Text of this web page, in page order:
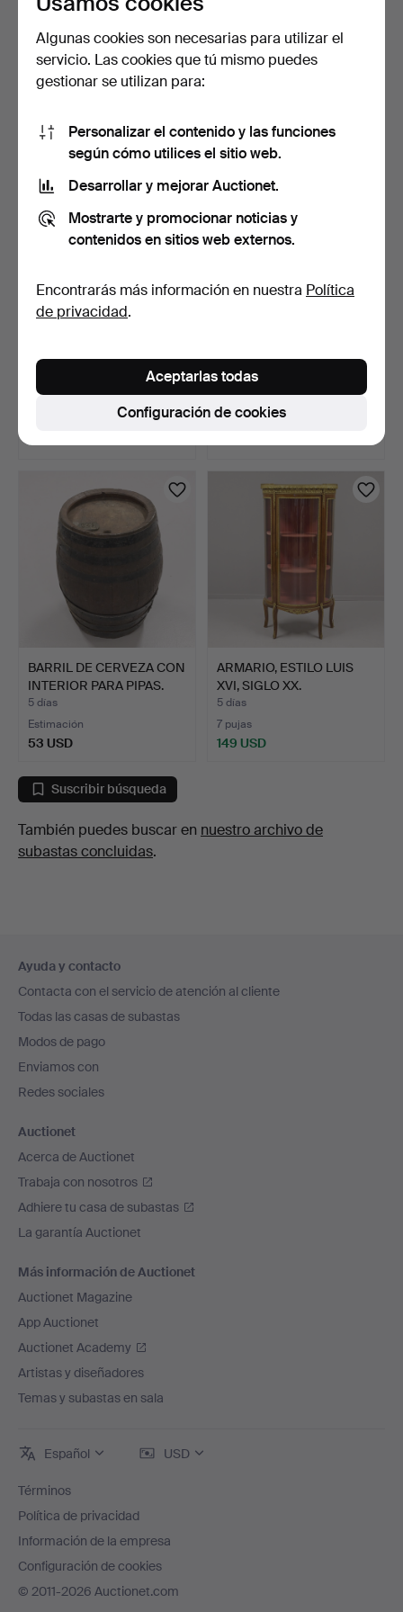
PERCHERO, DECORATIVO,
ESSEM.
32 USD
VITRINA, ESTILO
158 USD
VITRINA, ESTILO
116 USD
GUSTAVIANO.
9 pujas
BARRIL DE CERVEZA CON
INTERIOR PARA PIPAS.
5 días
Estimación
53 USD
ARMARIO, ESTILO LUIS
XVI, SIGLO XX.
5 días
7 pujas
149 USD
Suscribir búsqueda
También puedes buscar en nuestro archivo de
subastas concluidas.
en
el
pie
de
página
Ayuda y contacto
Contacta con el servicio de atención al cliente
Todas las casas de subastas
Modos de pago
Enviamos con
Redes sociales
Auctionet
Acerca de Auctionet
Trabaja con nosotros
Adhiere tu casa de subastas
La garantía Auctionet
Más información de Auctionet
Auctionet Magazine
App Auctionet
Auctionet Academy
Artistas y diseñadores
Temas y subastas en sala
Español USD
Términos
Política de privacidad
Información de la empresa
Configuración de cookies
© 2011-2026 Auctionet.com
Algunas cookies son necesarias para utilizar el
servicio. Las cookies que tú mismo puedes
gestionar se utilizan para:
Personalizar el contenido y las funciones
según cómo utilices el sitio web.
Desarrollar y mejorar Auctionet.
Mostrarte y promocionar noticias y
contenidos en sitios web externos.
Encontrarás más información en nuestra Política
de privacidad.
Configuración de cookies
Aceptarlas todas